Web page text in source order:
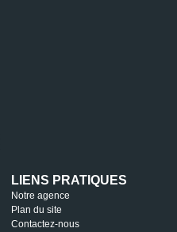
LIENS PRATIQUES
Notre agence
Plan du site
Contactez-nous